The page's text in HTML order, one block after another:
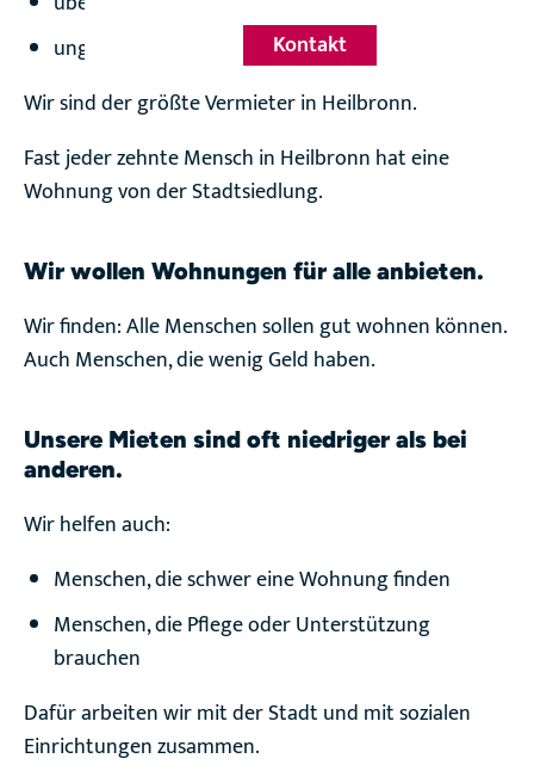
Kontakt
ungefähr 70 Gebäude für Firmen
Wir sind der größte Vermieter in Heilbronn.
Fast jeder zehnte Mensch in Heilbronn hat eine
Wohnung von der Stadtsiedlung.
Wir wollen Wohnungen für alle anbieten.
Wir finden: Alle Menschen sollen gut wohnen können.
Auch Menschen, die wenig Geld haben.
Unsere Mieten sind oft niedriger als bei
anderen.
Wir helfen auch:
Menschen, die schwer eine Wohnung finden
Menschen, die Pflege oder Unterstützung
brauchen
Dafür arbeiten wir mit der Stadt und mit sozialen
Einrichtungen zusammen.